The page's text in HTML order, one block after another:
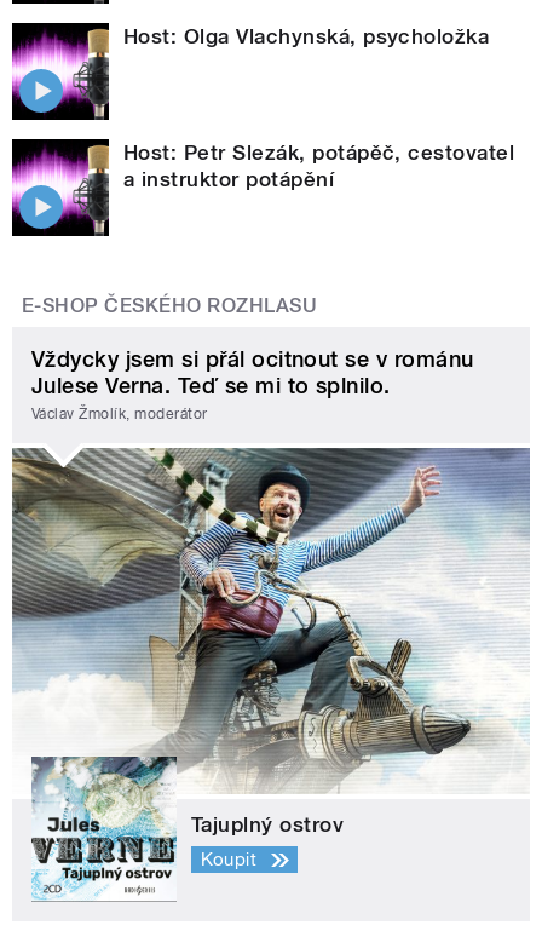
Host: Olga Vlachynská, psycholožka
Host: Petr Slezák, potápěč, cestovatel
a instruktor potápění
E-SHOP ČESKÉHO ROZHLASU
Vždycky jsem si přál ocitnout se v románu
Julese Verna. Teď se mi to splnilo.
Václav Žmolík, moderátor
Tajuplný ostrov
Koupit